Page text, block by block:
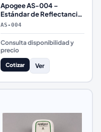
Apogee AS-004 –
Estándar de Reflectancia
Blanca para
Espectrorradiómetros de
Laboratorio
AS-004
Consulta disponibilidad y
precio
Cotizar Ver